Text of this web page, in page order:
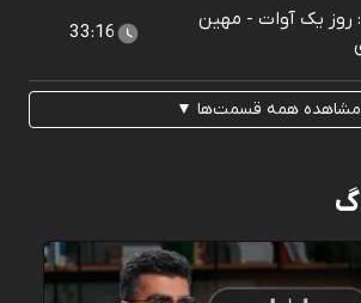
یک آوات - مهین
33:16
مشاهده همه قسمت‌ها ▼